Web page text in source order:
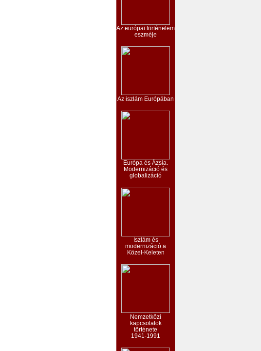
Az európai történelem
eszméje
Az iszlám Európában
Európa és Ázsia.
Modernizáció és
globalizáció
Iszlám és
modernizáció a
Közel-Keleten
Nemzetközi
kapcsolatok
története
1941-1991